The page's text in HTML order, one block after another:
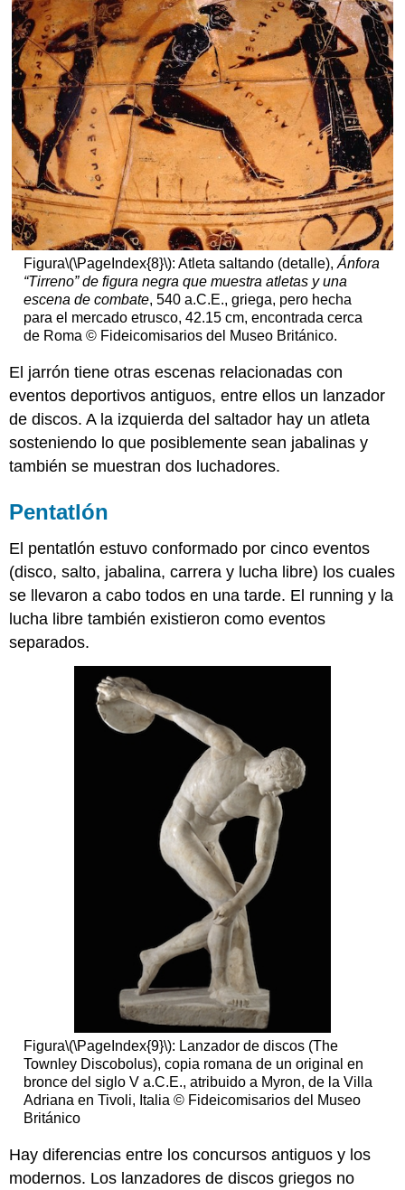
Figura\(\PageIndex{8}\): Atleta saltando (detalle), Ánfora
“Tirreno” de figura negra que muestra atletas y una
escena de combate, 540 a.C.E., griega, pero hecha
para el mercado etrusco, 42.15 cm, encontrada cerca
de Roma © Fideicomisarios del Museo Británico.
El jarrón tiene otras escenas relacionadas con
eventos deportivos antiguos, entre ellos un lanzador
de discos. A la izquierda del saltador hay un atleta
sosteniendo lo que posiblemente sean jabalinas y
también se muestran dos luchadores.
Pentatlón
El pentatlón estuvo conformado por cinco eventos
(disco, salto, jabalina, carrera y lucha libre) los cuales
se llevaron a cabo todos en una tarde. El running y la
lucha libre también existieron como eventos
separados.
Figura\(\PageIndex{9}\): Lanzador de discos (The
Townley Discobolus), copia romana de un original en
bronce del siglo V a.C.E., atribuido a Myron, de la Villa
Adriana en Tivoli, Italia © Fideicomisarios del Museo
Británico
Hay diferencias entre los concursos antiguos y los
modernos. Los lanzadores de discos griegos no